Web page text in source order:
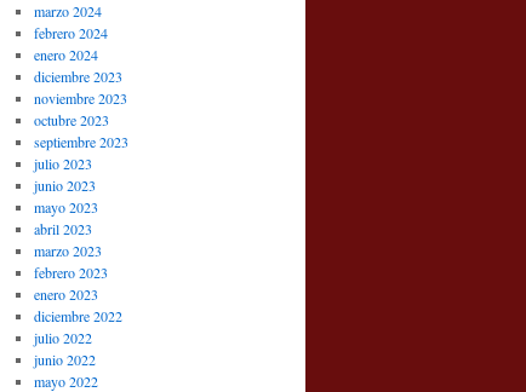
marzo 2024
febrero 2024
enero 2024
diciembre 2023
noviembre 2023
octubre 2023
septiembre 2023
julio 2023
junio 2023
mayo 2023
abril 2023
marzo 2023
febrero 2023
enero 2023
diciembre 2022
julio 2022
junio 2022
mayo 2022